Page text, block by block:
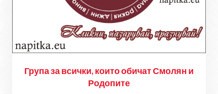
Група за всички, които обичат Смолян и
Родопите